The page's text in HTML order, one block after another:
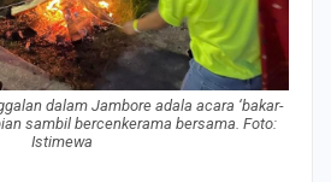
dalam Jambore adala acara ‘bakar-
sambil bercenkerama bersama. Foto:
Istimewa